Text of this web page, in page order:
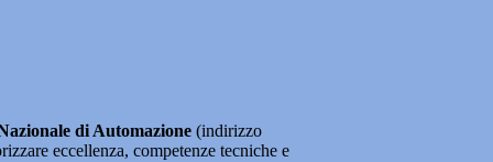
di Automazione (indirizzo
eccellenza, competenze tecniche e